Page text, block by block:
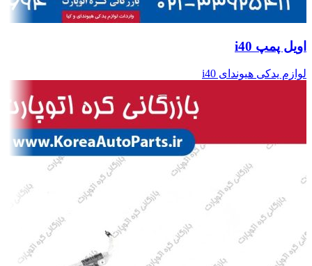
اویل پمپ i40
لوازم یدکی هیوندای i40